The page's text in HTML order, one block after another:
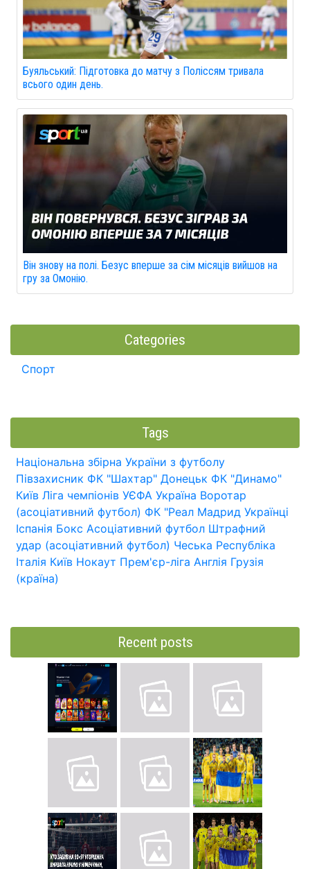
Буяльський: Підготовка до матчу з Поліссям тривала
всього один день.
Він знову на полі. Безус вперше за сім місяців вийшов на
гру за Омонію.
Categories
Спорт
Tags
Національна збірна України з футболу
Півзахисник ФК "Шахтар" Донецьк ФК "Динамо"
Київ Ліга чемпіонів УЄФА Україна Воротар
(асоціативний футбол) ФК "Реал Мадрид Українці
Іспанія Бокс Асоціативний футбол Штрафний
удар (асоціативний футбол) Чеська Республіка
Італія Київ Нокаут Прем'єр-ліга Англія Грузія
(країна)
Recent posts